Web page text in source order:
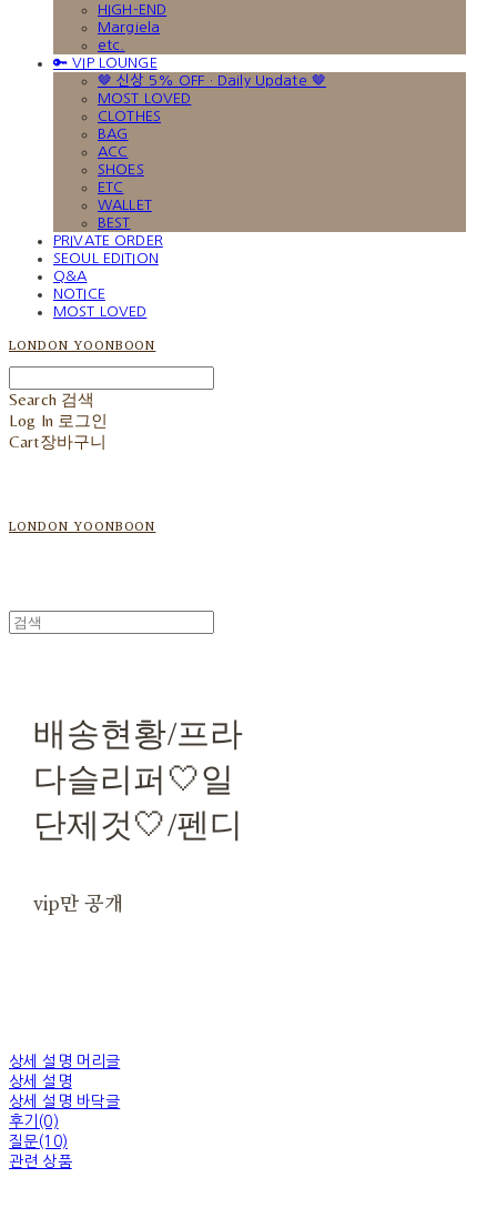
HIGH-END
Margiela
etc.
🔑 VIP LOUNGE
🤎 신상 5% OFF · Daily Update 🤎
MOST LOVED
CLOTHES
BAG
ACC
SHOES
ETC
WALLET
BEST
PRIVATE ORDER
SEOUL EDITION
Q&A
NOTICE
MOST LOVED
LONDON YOONBOON
Search 검색
Log In 로그인
Cart장바구니
LONDON YOONBOON
배송현황/프라
다슬리퍼🤍일
단제것🤍/펜디
vip만 공개
상세 설명 머리글
상세 설명
상세 설명 바닥글
후기(0)
질문(10)
관련 상품